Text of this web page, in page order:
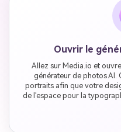
Ouvrir le
Allez sur Media.io et
générateur de photos AI.
portraits afin que votre
de l'espace pour la